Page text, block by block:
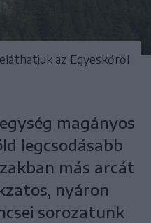
az Egyeskőről
magányos
legcsodásabb
más arcát
nyáron
sorozatunk